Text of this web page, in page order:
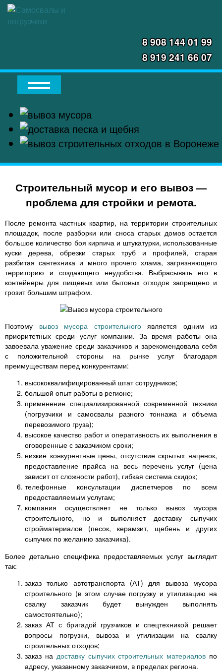
8 908 144 01 99
8 919 241 66 07
Строительный мусор и его вывоз —
проблема для стройки и ремота.
После ремонта частных квартир, на территории строительных
площадок, после разборки или сноса старых домов остается
большое количество боя кирпича и штукатурки, использованные
куски дерева, обрезки старых труб и профилей, старая
разбитая сантехника и много прочего хлама, загрязняющего
территорию и создающего неудобства. Выбрасывать его в
контейнеры для пищевых или бытовых отходов запрещено и
грозит большим штрафом.
Поэтому вывоз мусора строительногоявляется одним из
приоритетных среди услуг компании. За время работы она
завоевала уважение среди заказчиков и зарекомендовала себя
с положительной стороны на рынке услуг благодаря
преимуществам перед конкурентами:
высококвалифицированный штат сотрудников;
большой опыт работы в регионе;
применение специализированной современной техники
(погрузчики и самосвалы разного тоннажа и объема
перевозимого груза);
высокое качество работ и оперативность их выполнения в
оговоренные с заказчиком сроки;
низкие конкурентные цены, отсутствие скрытых наценок,
предоставление прайса на весь перечень услуг (цена
зависит от сложности работ), гибкая система скидок;
телефонные консультации диспетчеров по всем
предоставляемым услугам;
компания осуществляет не только вывоз мусора
строительного, но и выполняет доставку сыпучих
стройматериалов (песок, керамзит, щебень и других
сыпучих по желанию заказчика).
Более детально специфика предоставляемых услуг выглядит
так:
заказ только автотранспорта (АТ) для вывоза мусора
строительного (в этом случае погрузку и утилизацию на
свалку заказчик будет вынужден выполнять
самостоятельно);
заказ АТ с бригадой грузчиков и спецтехникой решает
вопросы погрузки, вывоза и утилизации на свалку
строительных отходов;
заказ на доставку сыпучих строительных материалов по
адресу, указанному заказчиком, в пределах региона.